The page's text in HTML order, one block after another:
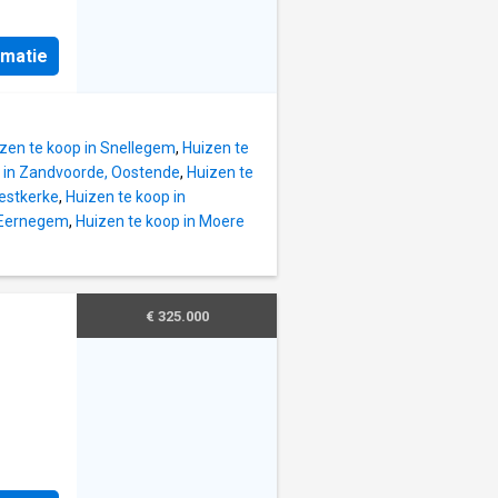
stijl te
te koop in Snellegem, Huizen te
Zandvoorde, Oostende, Huizen te
, Huizen te koop in
, Huizen te koop in Moere
€ 325.000